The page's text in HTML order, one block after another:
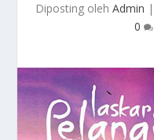
Diposting oleh Admin |
0